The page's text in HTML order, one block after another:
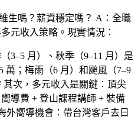
生嗎？薪資穩定嗎？ A：全職
元收入策略。現實情況：
（3–5 月）、秋季（9–11 月）是
萬；梅雨（6 月）和颱風（7–9
次， 多元收入是關鍵 ：頂尖
導費 + 登山課程講師 + 裝備
外嚮導機會 ：帶台灣客戶去日